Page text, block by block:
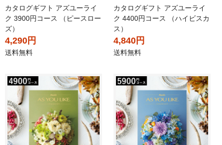
カタログギフト アズユーライ
ク 3900円コース （ピースロー
ズ）
4,290円
送料無料
カタログギフト アズユーライ
ク 4400円コース （ハイビスカ
ス）
4,840円
送料無料